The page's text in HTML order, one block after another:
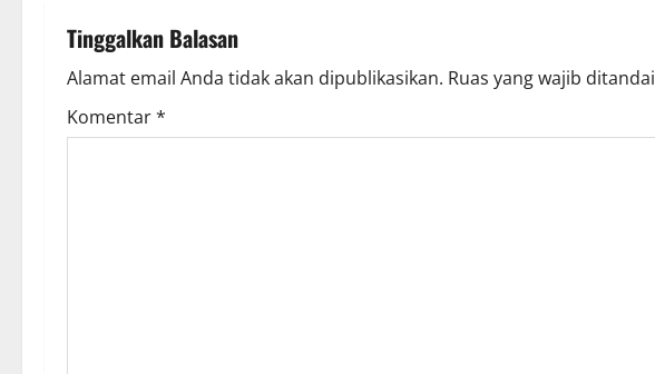
Tinggalkan Balasan
Alamat email Anda tidak akan dipublikasikan. Ruas yang wajib ditandai
Komentar*